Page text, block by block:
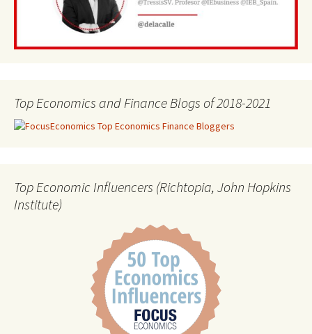
Top Economics and Finance Blogs of 2018-2021
Top Economic Influencers (Richtopia, John Hopkins
Institute)